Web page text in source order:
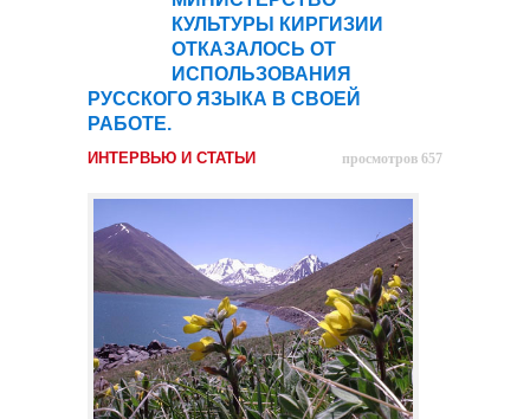
КУЛЬТУРЫ КИРГИЗИИ
ОТКАЗАЛОСЬ ОТ
ИСПОЛЬЗОВАНИЯ
РУССКОГО ЯЗЫКА В СВОЕЙ
РАБОТЕ.
ИНТЕРВЬЮ И СТАТЬИ просмотров 657